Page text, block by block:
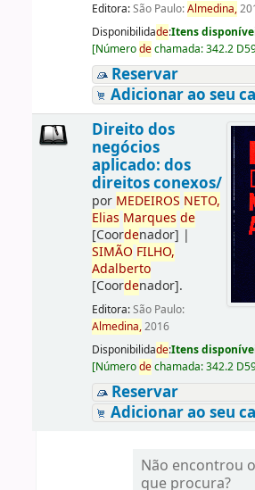
Editora:São Paulo:Almedina,
Disponibilidade:Itens
[Númerodechamada:342.2
Reservar
Adicionar ao seu
Direito dos
negócios
aplicado: dos
direitos conexos/
por MEDEIROS NETO,
Elias Marques de
[Coordenador] |
SIMÃO FILHO,
Adalberto
[Coordenador].
Editora:São Paulo:
Almedina,2016
Disponibilidade:Itens
[Númerodechamada:342.2
Reservar
Adicionar ao seu
Não encontrou o
que procura?